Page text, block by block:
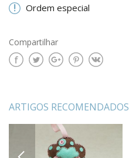
Ordem especial
Compartilhar
ARTIGOS RECOMENDADOS